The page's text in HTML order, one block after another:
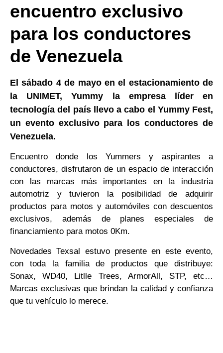
encuentro exclusivo
para los conductores
de Venezuela
El sábado 4 de mayo en el estacionamiento de
la UNIMET, Yummy la empresa líder en
tecnología del país llevo a cabo el Yummy Fest,
un evento exclusivo para los conductores de
Venezuela.
Encuentro donde los Yummers y aspirantes a
conductores, disfrutaron de un espacio de interacción
con las marcas más importantes en la industria
automotriz y tuvieron la posibilidad de adquirir
productos para motos y automóviles con descuentos
exclusivos, además de planes especiales de
financiamiento para motos 0Km.
Novedades Texsal estuvo presente en este evento,
con toda la familia de productos que distribuye:
Sonax, WD40, Litlle Trees, ArmorAll, STP, etc…
Marcas exclusivas que brindan la calidad y confianza
que tu vehículo lo merece.